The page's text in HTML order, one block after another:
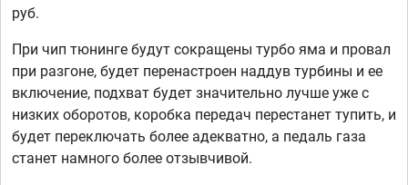
руб.
При чип тюнинге будут сокращены турбо яма и провал
при разгоне, будет перенастроен наддув турбины и ее
включение, подхват будет значительно лучше уже с
низких оборотов, коробка передач перестанет тупить, и
будет переключать более адекватно, а педаль газа
станет намного более отзывчивой.